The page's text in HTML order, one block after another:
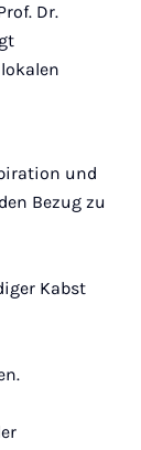
Dr.
und
Bezug zu
Kabst